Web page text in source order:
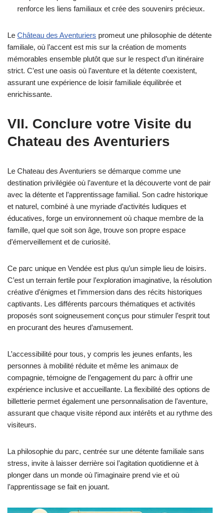
renforce les liens familiaux et crée des souvenirs précieux.
Le Château des Aventuriers promeut une philosophie de détente
familiale, où l’accent est mis sur la création de moments
mémorables ensemble plutôt que sur le respect d’un itinéraire
strict. C’est une oasis où l’aventure et la détente coexistent,
assurant une expérience de loisir familiale équilibrée et
enrichissante.
VII. Conclure votre Visite du
Chateau des Aventuriers
Le Chateau des Aventuriers se démarque comme une
destination privilégiée où l’aventure et la découverte vont de pair
avec la détente et l’apprentissage familial. Son cadre historique
et naturel, combiné à une myriade d’activités ludiques et
éducatives, forge un environnement où chaque membre de la
famille, quel que soit son âge, trouve son propre espace
d’émerveillement et de curiosité.
Ce parc unique en Vendée est plus qu’un simple lieu de loisirs.
C’est un terrain fertile pour l’exploration imaginative, la résolution
créative d’énigmes et l’immersion dans des récits historiques
captivants. Les différents parcours thématiques et activités
proposés sont soigneusement conçus pour stimuler l’esprit tout
en procurant des heures d’amusement.
L’accessibilité pour tous, y compris les jeunes enfants, les
personnes à mobilité réduite et même les animaux de
compagnie, témoigne de l’engagement du parc à offrir une
expérience inclusive et accueillante. La flexibilité des options de
billetterie permet également une personnalisation de l’aventure,
assurant que chaque visite répond aux intérêts et au rythme des
visiteurs.
La philosophie du parc, centrée sur une détente familiale sans
stress, invite à laisser derrière soi l’agitation quotidienne et à
plonger dans un monde où l’imaginaire prend vie et où
l’apprentissage se fait en jouant.